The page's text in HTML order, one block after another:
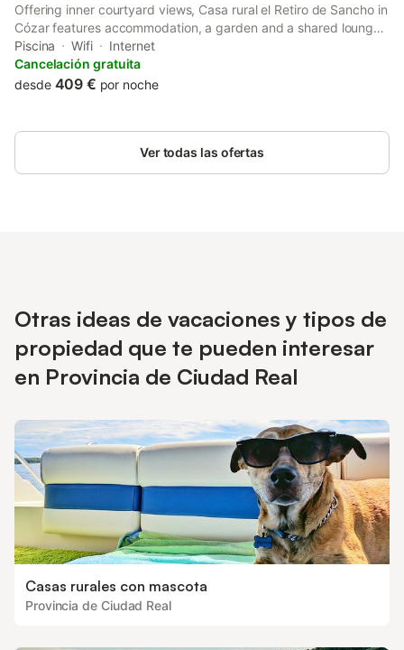
Offering inner courtyard views, Casa rural el Retiro de Sancho in
Cózar features accommodation, a garden and a shared lounge.
With pool views, this accommodation provides a patio and a
swimming pool.
Piscina Wifi
Internet
Cancelación gratuita
desde 409 € por noche
Ver todas las ofertas
Otras ideas de vacaciones y tipos de
propiedad que te pueden interesar
en Provincia de Ciudad Real
Casas rurales con mascota
Provincia de Ciudad Real